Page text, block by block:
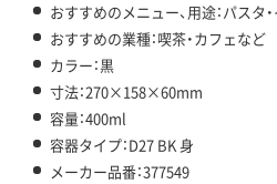
おすすめのメニュー、用途：パスタ
おすすめの業種：喫茶・カフェなど
カラー：黒
寸法：270×158×60mm
容量：400ml
容器タイプ：D27 BK 身
メーカー品番：377549